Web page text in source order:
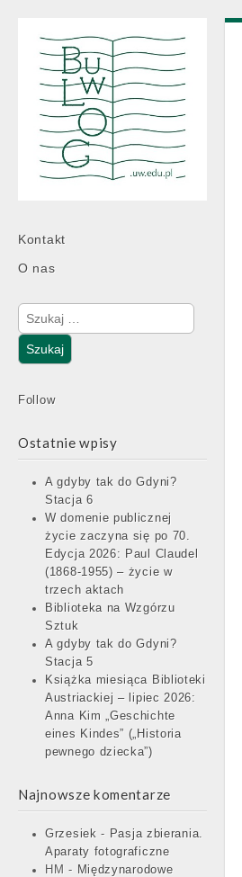
Main
menu
Skip
content
Kontakt
O nas
Szukaj:
Follow
Ostatnie wpisy
A gdyby tak do Gdyni?
Stacja 6
W domenie publicznej
życie zaczyna się po 70.
Edycja 2026: Paul Claudel
(1868-1955) – życie w
trzech aktach
Biblioteka na Wzgórzu
Sztuk
A gdyby tak do Gdyni?
Stacja 5
Książka miesiąca Biblioteki
Austriackiej – lipiec 2026:
Anna Kim „Geschichte
eines Kindes” („Historia
pewnego dziecka”)
Najnowsze komentarze
Grzesiek - Pasja zbierania.
Aparaty fotograficzne
HM - Międzynarodowe